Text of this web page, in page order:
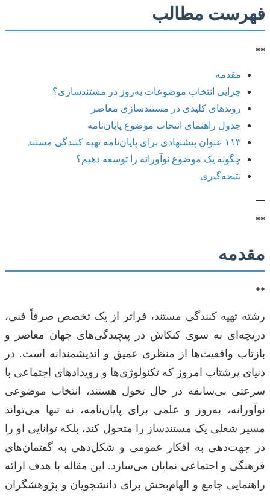
فهرست مطالب
**
مقدمه
چرایی انتخاب موضوعات به‌روز در مستندسازی؟
روندهای کلیدی در مستندسازی معاصر
جدول راهنمای انتخاب موضوع پایان‌نامه
۱۱۳ عنوان پیشنهادی برای پایان‌نامه تهیه کنندگی مستند
چگونه یک موضوع نوآورانه را توسعه دهیم؟
نتیجه‌گیری
—
**
مقدمه
**
رشته تهیه کنندگی مستند، فراتر از یک تخصص صرفاً فنی،
دریچه‌ای به سوی کنکاش در پیچیدگی‌های جهان معاصر و
بازتاب واقعیت‌ها از منظری عمیق و اندیشمندانه است. در
دنیای پرشتاب امروز که تکنولوژی‌ها و رویدادهای اجتماعی با
سرعتی بی‌سابقه در حال تحول هستند، انتخاب موضوعی
نوآورانه، به‌روز و علمی برای پایان‌نامه، نه تنها می‌تواند
مسیر شغلی یک مستندساز را متحول کند، بلکه توانایی او را
در جهت‌دهی به افکار عمومی و شکل‌دهی به گفتمان‌های
فرهنگی و اجتماعی نمایان می‌سازد. این مقاله با هدف ارائه
راهنمایی جامع و الهام‌بخش برای دانشجویان و پژوهشگران